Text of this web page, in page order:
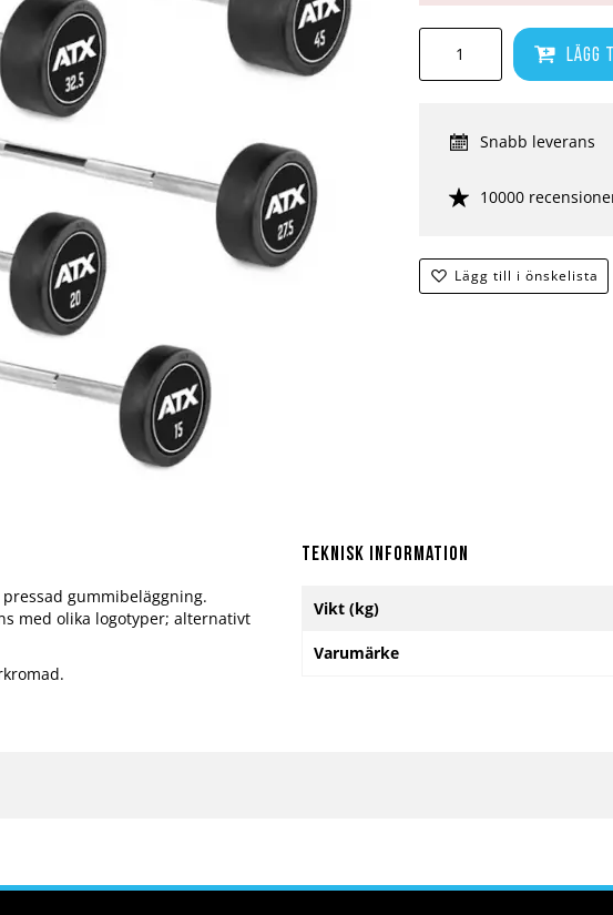
Lägg
Lägg till i önskelista
Snabb leverans
10000
gummibeläggning.
med olika logotyper; alternativt
Teknisk information
information
Vikt (kg)
Varumärke